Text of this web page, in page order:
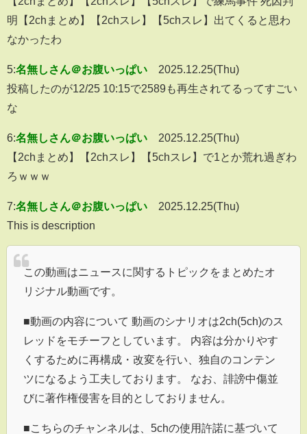
明【2chまとめ】【2chスレ】【5chスレ】出てくると思わ
なかったわ
5:名無しさん＠お腹いっぱい
2025.12.25(Thu)
投稿したのが12/25 10:15で2589も再生されてるってすごい
な
6:名無しさん＠お腹いっぱい
2025.12.25(Thu)
【2chまとめ】【2chスレ】【5chスレ】で1とか荒れ過ぎわ
ろｗｗｗ
7:名無しさん＠お腹いっぱい
2025.12.25(Thu)
This is description
この動画はニュースに関するトピックをまとめたオ
リジナル動画です。
■動画の内容について 動画のシナリオは2ch(5ch)のス
レッドをモチーフとしています。 内容は分かりやす
くするために再構成・改変を行い、独自のコンテン
ツになるよう工夫しております。 なお、誹謗中傷並
びに著作権侵害を目的としておりません。
■こちらのチャンネルは、5chの使用許諾に基づいて